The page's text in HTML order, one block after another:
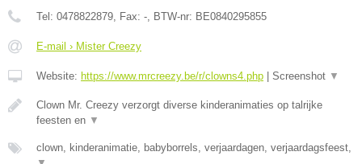
Tel: 0478822879, Fax: -, BTW-nr: BE0840295855
E-mail › Mister Creezy
Website: https://www.mrcreezy.be/r/clowns4.php Screenshot ▼
Clown Mr. Creezy verzorgt diverse kinderanimaties op talrijke
feesten en ▼
clown, kinderanimatie, babyborrels, verjaardagen, verjaardagsfeest,